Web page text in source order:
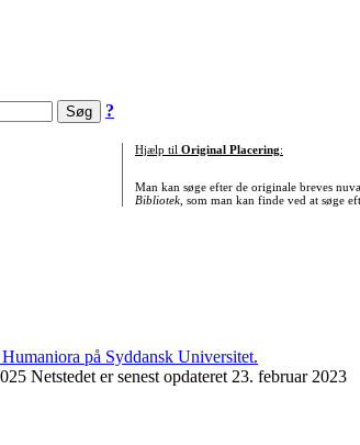
?
Hjælp til Original Placering:
Man kan søge efter de originale breves
Bibliotek, som man kan finde ved at søge
Netstedet er senest opdateret 23. februar 2023